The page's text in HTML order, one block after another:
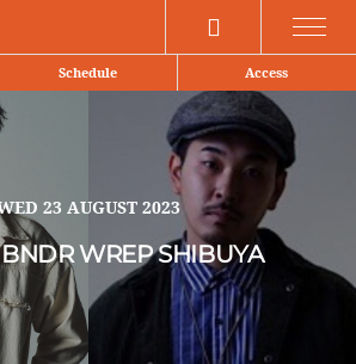
Schedule Access
23 AUGUST 2023
WREP SHIBUYA